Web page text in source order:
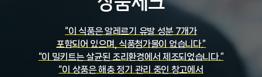
“이 식품은 알레르기 유발 성분 7개가
포함되어 있으며, 식품첨가물이 없습니다.”
“이 밀키트는 살균된 조리환경에서 제조되었습니다.”
“이 상품은 해충 정기 관리 중인 창고에서